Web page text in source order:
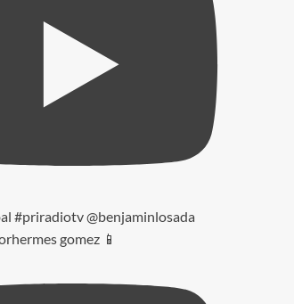
#priradiotv @benjaminlosada
gomez 📱